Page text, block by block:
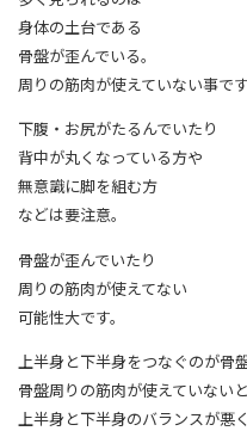
身体の土台である
骨盤が歪んでいる。
周りの筋肉が使えていない事です
下腹・お尻がたるんでいたり
背中が丸くなっている方や
無意識に脚を組む方
などは要注意。
骨盤が歪んでいたり
周りの筋肉が使えてない
可能性大です。
上半身と下半身をつなぐのが骨盤
骨盤周りの筋肉が使えていないと
上半身と下半身のバランスが悪く